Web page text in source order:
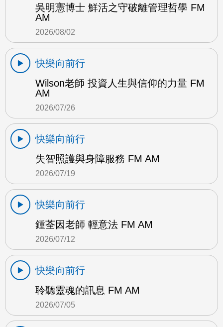
吳明憲博士 鮮活之守破離管理哲學 FM
AM
2026/08/02
快樂向前行
Wilson老師 投資人生與信仰的力量 FM
AM
2026/07/26
快樂向前行
失智照護與身障服務 FM AM
2026/07/19
快樂向前行
鍾荃因老師 輕意法 FM AM
2026/07/12
快樂向前行
聆聽靈魂的訊息 FM AM
2026/07/05